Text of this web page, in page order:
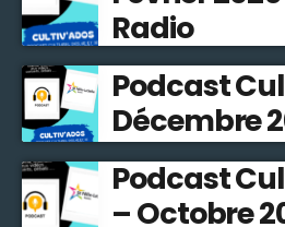
Radio
Podcast
Décembre
Podcast
– Octobre